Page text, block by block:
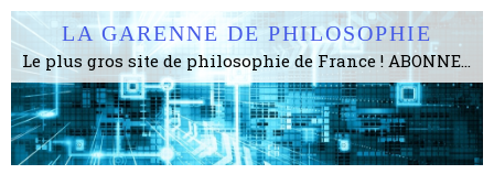
LA GARENNE DE PHILOSOPHIE
Le plus gros site de philosophie de France ! ABONNEZ-VOUS ! 4115 Articles, 1634 abonné·e·s, depuis 2006 . . . . . . . . 2 852 214 pages vues jusqu'à présent. Prestance et être apte à un plus grand nombre de choses.